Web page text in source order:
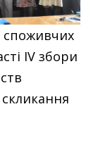
споживчих
IV збори
скликання